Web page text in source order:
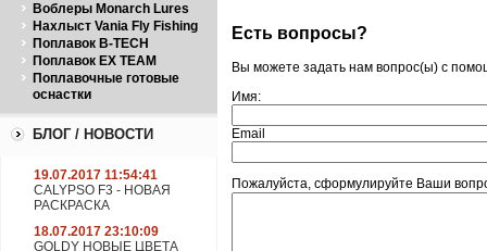
Воблеры Monarch Lures
Нахлыст Vania Fly Fishing
Поплавок B-TECH
Поплавок EX TEAM
Поплавочные готовые
оснастки
БЛОГ / НОВОСТИ
19.07.2017 11:54:41
CALYPSO F3 - НОВАЯ
РАСКРАСКА
18.07.2017 23:10:09
GOLDY НОВЫЕ ЦВЕТА
Есть вопросы?
Вы можете задать нам вопрос(ы) с
Имя:
Email
Пожалуйста, сформулируйте Ваши